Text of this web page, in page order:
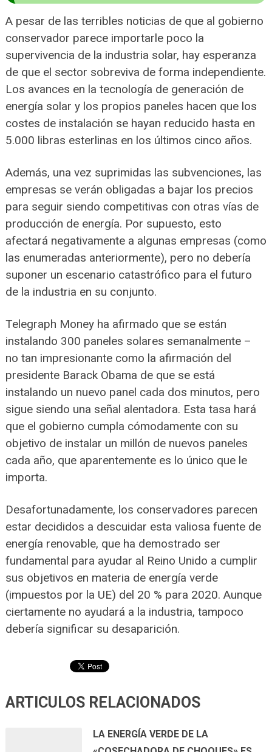
A pesar de las terribles noticias de que al gobierno
conservador parece importarle poco la
supervivencia de la industria solar, hay esperanza
de que el sector sobreviva de forma independiente.
Los avances en la tecnología de generación de
energía solar y los propios paneles hacen que los
costes de instalación se hayan reducido hasta en
5.000 libras esterlinas en los últimos cinco años.
Además, una vez suprimidas las subvenciones, las
empresas se verán obligadas a bajar los precios
para seguir siendo competitivas con otras vías de
producción de energía. Por supuesto, esto
afectará negativamente a algunas empresas (como
las enumeradas anteriormente), pero no debería
suponer un escenario catastrófico para el futuro
de la industria en su conjunto.
Telegraph Money ha afirmado que se están
instalando 300 paneles solares semanalmente –
no tan impresionante como la afirmación del
presidente Barack Obama de que se está
instalando un nuevo panel cada dos minutos, pero
sigue siendo una señal alentadora. Esta tasa hará
que el gobierno cumpla cómodamente con su
objetivo de instalar un millón de nuevos paneles
cada año, que aparentemente es lo único que le
importa.
Desafortunadamente, los conservadores parecen
estar decididos a descuidar esta valiosa fuente de
energía renovable, que ha demostrado ser
fundamental para ayudar al Reino Unido a cumplir
sus objetivos en materia de energía verde
(impuestos por la UE) del 20 % para 2020. Aunque
ciertamente no ayudará a la industria, tampoco
debería significar su desaparición.
ARTICULOS RELACIONADOS
LA ENERGÍA VERDE DE LA